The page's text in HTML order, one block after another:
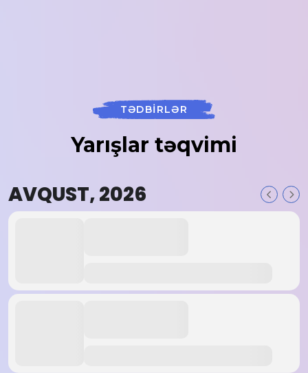
TƏDBİRLƏR
Yarışlar təqvimi
AVQUST, 2026